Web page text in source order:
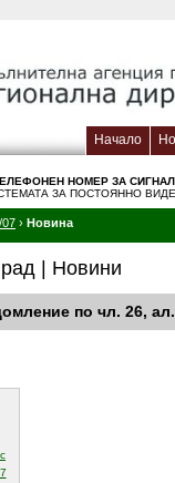
Начало
НОМЕР ЗА
ЗА ПОСТОЯННО
› Новина
| Новини
по чл. 26,